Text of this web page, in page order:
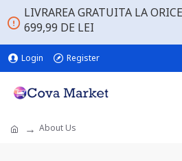
LIVRAREA GRATUITA LA
699,99 DE LEI
Login Register
About Us